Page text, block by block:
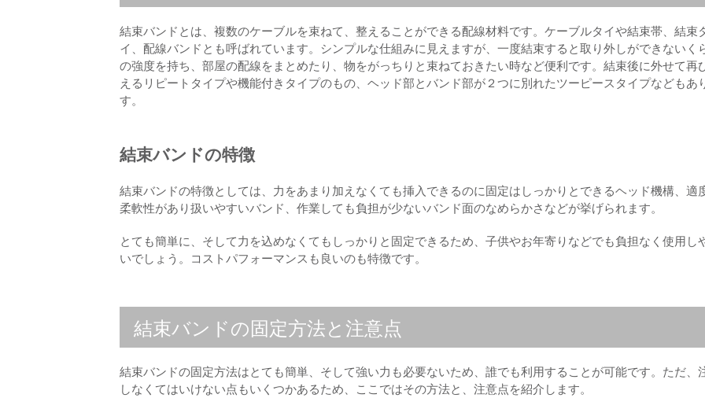
結束バンドとは、複数のケーブルを束ねて、整えることができる配線材料です。ケーブルタイや結束帯、結束
イ、配線バンドとも呼ばれています。シンプルな仕組みに見えますが、一度結束すると取り外しができないく
の強度を持ち、部屋の配線をまとめたり、物をがっちりと束ねておきたい時など便利です。結束後に外せて再
えるリピートタイプや機能付きタイプのもの、ヘッド部とバンド部が２つに別れたツーピースタイプなどもあ
す。
結束バンドの特徴
結束バンドの特徴としては、力をあまり加えなくても挿入できるのに固定はしっかりとできるヘッド機構、適
柔軟性があり扱いやすいバンド、作業しても負担が少ないバンド面のなめらかさなどが挙げられます。
とても簡単に、そして力を込めなくてもしっかりと固定できるため、子供やお年寄りなどでも負担なく使用し
いでしょう。コストパフォーマンスも良いのも特徴です。
結束バンドの固定方法と注意点
結束バンドの固定方法はとても簡単、そして強い力も必要ないため、誰でも利用することが可能です。ただ、
しなくてはいけない点もいくつかあるため、ここではその方法と、注意点を紹介します。